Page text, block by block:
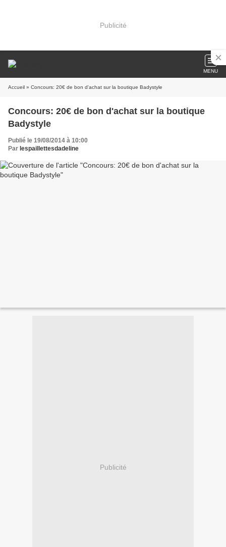
Publicité
MENU
Accueil » Concours: 20€ de bon d'achat sur la boutique Badystyle
Concours: 20€ de bon d'achat sur la boutique
Badystyle
Publié le 19/08/2014 à 10:00
Par lespaillettesdadeline
Publicité